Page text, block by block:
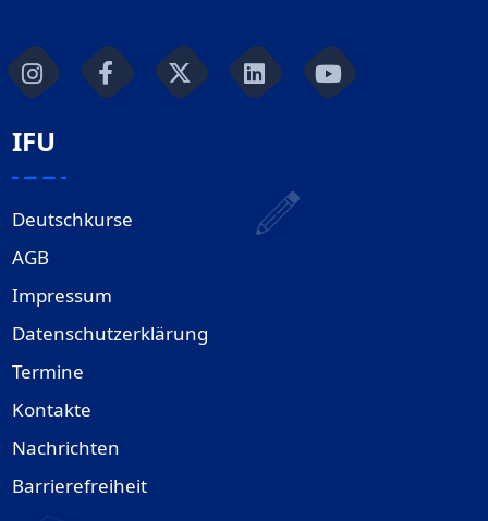
IFU
Deutschkurse
AGB
Impressum
Datenschutzerklärung
Termine
Kontakte
Nachrichten
Barrierefreiheit